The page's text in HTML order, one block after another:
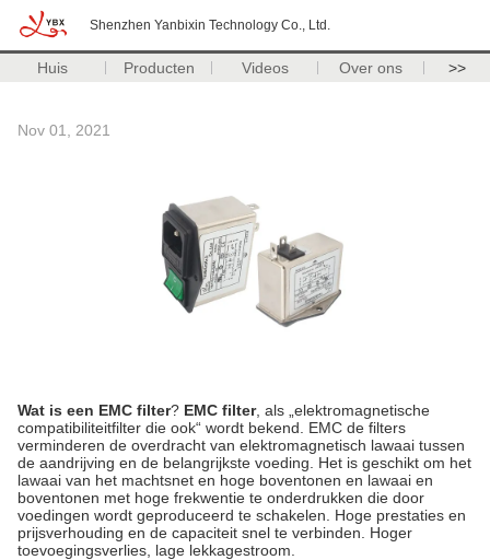
Shenzhen Yanbixin Technology Co., Ltd.
Huis Producten Videos Over ons >>
Nov 01, 2021
Wat is een EMC filter? EMC filter, als „elektromagnetische
compatibiliteitfilter die ook“ wordt bekend. EMC de filters
verminderen de overdracht van elektromagnetisch lawaai tussen
de aandrijving en de belangrijkste voeding. Het is geschikt om het
lawaai van het machtsnet en hoge boventonen en lawaai en
boventonen met hoge frekwentie te onderdrukken die door
voedingen wordt geproduceerd te schakelen. Hoge prestaties en
prijsverhouding en de capaciteit snel te verbinden. Hoger
toevoegingsverlies, lage lekkagestroom.